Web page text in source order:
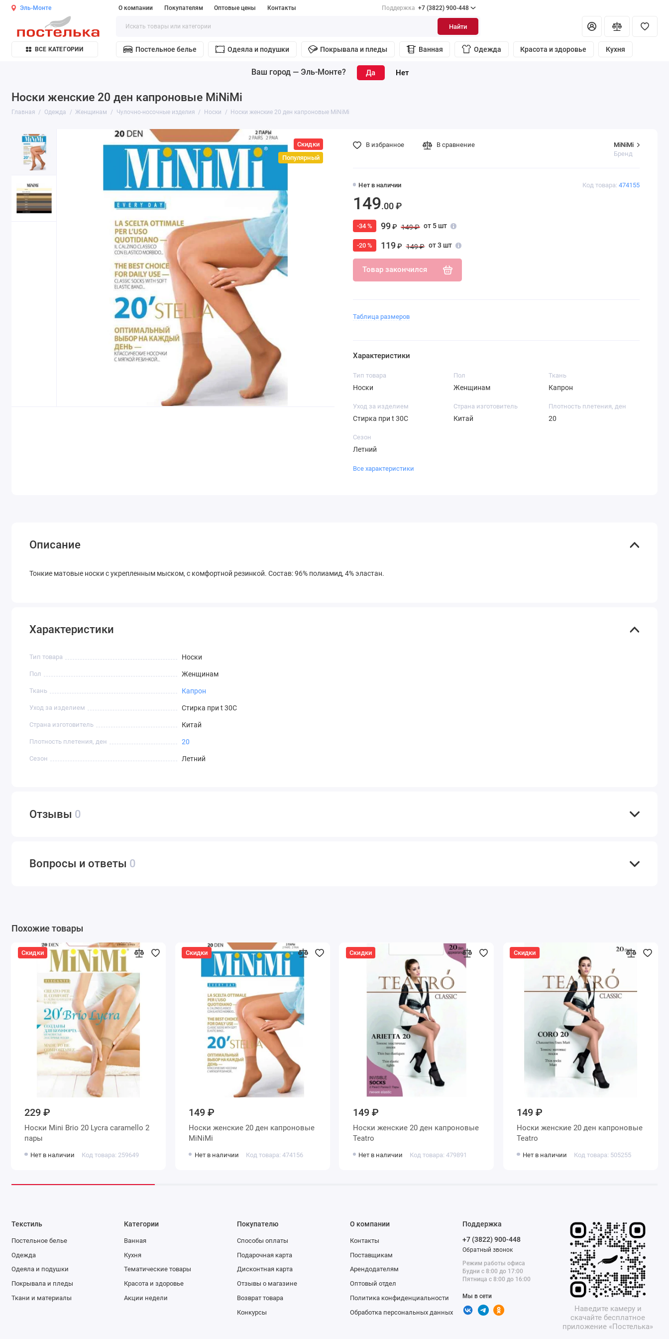
Эль-Монте О компании Покупателям Оптовые цены Контакты Поддержка +7 (3822) 900-448
Найти
ВСЕ КАТЕГОРИИ Постельное белье Одеяла и подушки Покрывала и пледы Ванная Одежда Красота и здоровье Кухня
Ваш город — Эль-Монте?
Носки женские 20 ден капроновые MiNiMi
Главная Одежда Женщинам Чулочно-носочные изделия Носки Носки женские 20 ден капроновые MiNiMi
Скидки
Популярный
Код товара: 474155
MiNiMi
Бренд
Нет в наличии
149.00 ₽
-34 % 99₽ 149 ₽ от 5 шт
-20 % 119₽ 149 ₽ от 3 шт
Товар закончился
В избранное В сравнение
Таблица размеров
Характеристики
Тип товара
Носки
Пол
Женщинам
Ткань
Капрон
Уход за изделием
Стирка при t 30С
Страна изготовитель
Китай
Плотность плетения, ден
20
Сезон
Летний
Все характеристики
Описание
Тонкие матовые носки с укрепленным мыском, с комфортной резинкой. Состав: 96% полиамид, 4% эластан.
Характеристики
Тип товара Носки
Пол Женщинам
Ткань Капрон
Уход за изделием Стирка при t 30С
Страна изготовитель Китай
Плотность плетения, ден 20
Сезон Летний
Отзывы 0
Вопросы и ответы 0
Похожие товары
Скидки
229 ₽
Носки Mini Brio 20 Lycra caramello 2
пары
Нет в наличии Код товара: 259649
Скидки
149 ₽
Носки женские 20 ден капроновые
MiNiMi
Нет в наличии Код товара: 474156
Скидки
149 ₽
Носки женские 20 ден капроновые
Teatro
Нет в наличии Код товара: 479891
Скидки
149 ₽
Носки женские 20 ден капроновые
Teatro
Нет в наличии Код товара: 505255
Текстиль
Постельное белье
Одежда
Одеяла и подушки
Покрывала и пледы
Ткани и материалы
Категории
Ванная
Кухня
Тематические товары
Красота и здоровье
Акции недели
Покупателю
Способы оплаты
Подарочная карта
Дисконтная карта
Отзывы о магазине
Возврат товара
Конкурсы
О компании
Контакты
Поставщикам
Арендодателям
Оптовый отдел
Политика конфиденциальности
Обработка персональных данных
Поддержка
+7 (3822) 900-448
Обратный звонок
Режим работы офиса
Будни с 8:00 до 17:00
Пятница с 8:00 до 16:00
Мы в сети
Наведите камеру и
скачайте бесплатное
приложение «Постелька»